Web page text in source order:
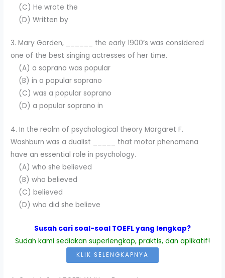
(C) He wrote the
(D) Written by
3. Mary Garden, ______ the early 1900’s was considered
one of the best singing actresses of her time.
(A) a soprano was popular
(B) in a popular soprano
(C) was a popular soprano
(D) a popular soprano in
4. In the realm of psychological theory Margaret F.
Washburn was a dualist _____ that motor phenomena
have an essential role in psychology.
(A) who she believed
(B) who believed
(C) believed
(D) who did she believe
Susah cari soal-soal TOEFL yang lengkap?
Sudah kami sediakan superlengkap, praktis, dan aplikatif!
KLIK SELENGKAPNYA